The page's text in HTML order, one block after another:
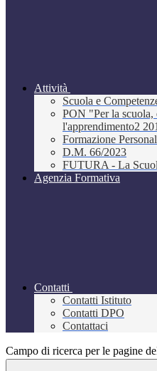
Attività
Scuola e
PON "Per la scuola,
l'apprendimento2
Formazione
D.M. 66/2023
FUTURA - La
Agenzia Formativa
Contatti
Contatti Istituto
Contatti DPO
Contattaci
Campo di ricerca per le pagine